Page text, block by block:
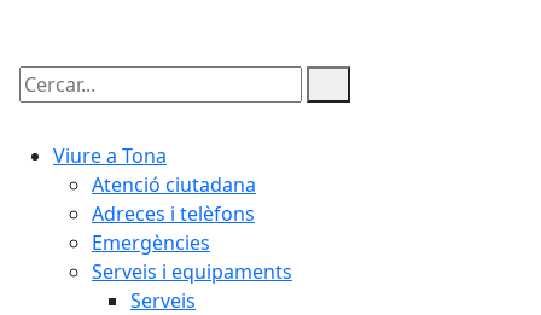
Cercar:
Viure a Tona
Atenció ciutadana
Adreces i telèfons
Emergències
Serveis i equipaments
Serveis